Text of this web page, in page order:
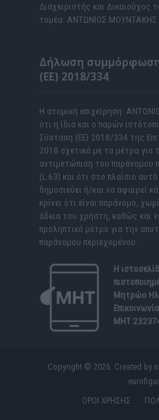
Διαχειριστής και Δικαιούχος
τομέα: ΑΝΤΩΝΙΟΣ ΜΟΥΝΤΑΚΗΣ
Δήλωση
(ΕΕ) 2018/334
Η ατομική επιχείρηση
ότι η ίδια και ο παρών
Σύσταση (ΕΕ) 2018/334 της
2018 σχετικά με τα μέτρα για
αντιμετώπιση του παράνομου
(L 63) και ότι στο πλαίσιο
δημοσιεύει ή/και να αφαιρεί
κρίνει ότι είναι παράνομο,
άδεια του χρήστη, καθώς και
προληπτικό μέτρο για την
παράνομου περιεχομένου.
Η
Μητρώο
ΜΗΤ
Copyright © 2026. Created by
ΟΡΟΙ ΧΡΗΣΗΣ